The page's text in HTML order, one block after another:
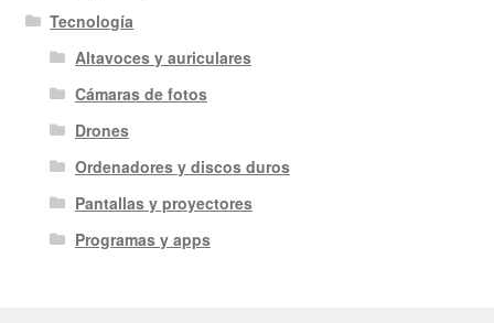
Tecnología
Altavoces y auriculares
Cámaras de fotos
Drones
Ordenadores y discos duros
Pantallas y proyectores
Programas y apps